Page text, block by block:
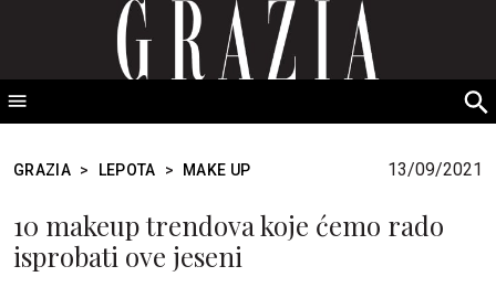
GRAZIA Srbija
GRAZIA > LEPOTA > MAKE UP 13/09/2021
10 makeup trendova koje ćemo rado
isprobati ove jeseni